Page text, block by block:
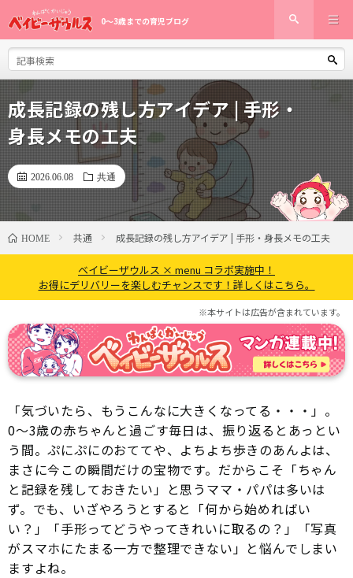
0〜3歳までの育児ブログ
成長記録の残し方アイデア | 手形・
身長メモの工夫
2026.06.08 共通
HOME 共通 成長記録の残し方アイデア | 手形・身長メモの工夫
ベイビーザウルス × menu コラボ実施中！
お得にデリバリーを楽しむチャンスです！詳しくはこちら。
※本サイトは広告が含まれています。
「気づいたら、もうこんなに大きくなってる・・・」。
0〜3歳の赤ちゃんと過ごす毎日は、振り返るとあっとい
う間。ぷにぷにのおててや、よちよち歩きのあんよは、
まさに今この瞬間だけの宝物です。だからこそ「ちゃん
と記録を残しておきたい」と思うママ・パパは多いは
ず。でも、いざやろうとすると「何から始めればい
い？」「手形ってどうやってきれいに取るの？」「写真
がスマホにたまる一方で整理できない」と悩んでしまい
ますよね。